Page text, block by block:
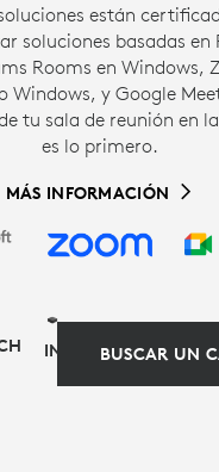
están
soluciones basadas en
Rooms en Windows,
Windows, y Google
tu sala de reunión en
es lo primero.
MÁS INFORMACIÓN
INFORMÁTICA
BUSCAR UN